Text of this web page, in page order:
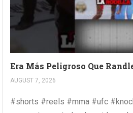
Era Más Peligroso Que
AUGUST 7, 2026
#shorts #reels #mma #ufc